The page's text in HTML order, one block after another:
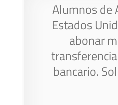
Alumnos de
Estados
abonar
bancario.